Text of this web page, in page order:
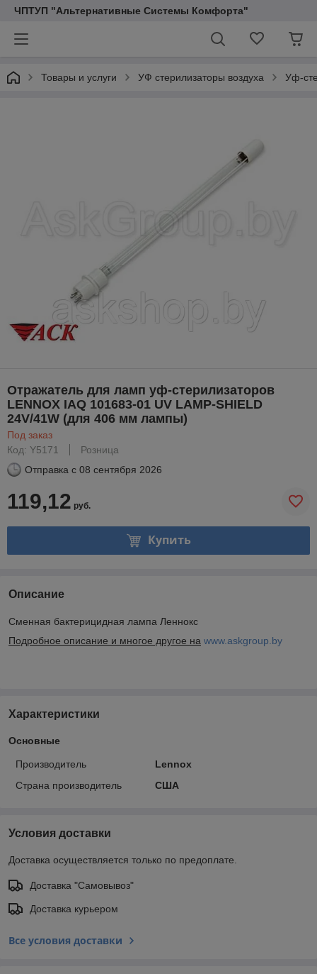
ЧПТУП "Альтернативные Системы Комфорта"
Товары и услуги УФ стерилизаторы воздуха Уф-
Отражатель для ламп уф-стерилизаторов
LENNOX IAQ 101683-01 UV LAMP-SHIELD
24V/41W (для 406 мм лампы)
Под заказ
Код: Y5171
Розница
Отправка с 08 сентября 2026
119,12 руб.
Купить
Описание
Сменная бактерицидная лампа Леннокс
Подробное описание и многое другое на www.askgroup.by
Характеристики
Основные
Производитель
Lennox
Страна производитель
США
Условия доставки
Доставка осуществляется только по предоплате.
Доставка "Самовывоз"
Доставка курьером
Все условия доставки